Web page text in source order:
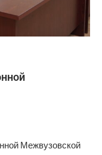
Межвузовской